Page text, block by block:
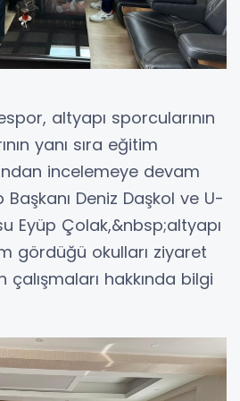
altyapı sporcularının
yanı sıra eğitim
incelemeye devam
Deniz Daşkol ve U-
Eyüp Çolak,&nbsp;altyapı
gördüğü okulları ziyaret
çalışmaları hakkında bilgi